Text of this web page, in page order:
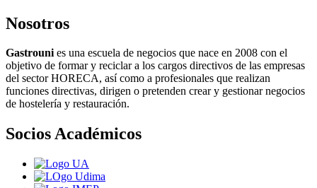
Nosotros
Gastrounies una escuela de negocios que nace en 2008 con el
objetivo de formar y reciclar a los cargos directivos de las empresas
del sector HORECA, así como a profesionales que realizan
funciones directivas, dirigen o pretenden crear y gestionar negocios
de hostelería y restauración.
Socios Académicos